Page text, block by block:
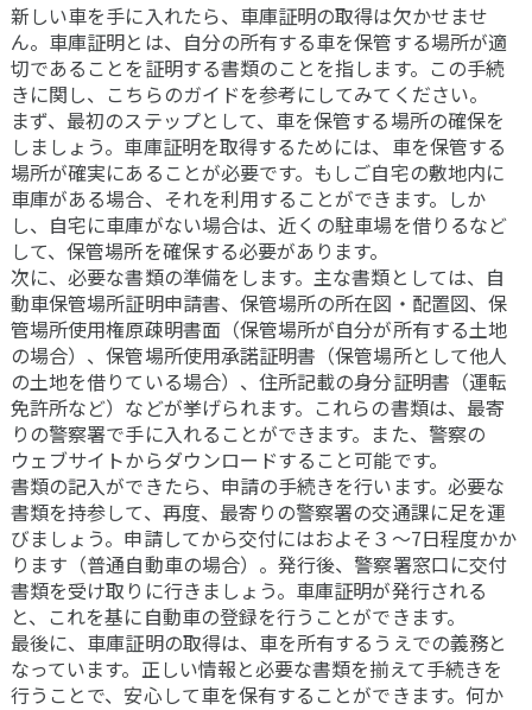
新しい車を手に入れたら、車庫証明の取得は欠かせませ
ん。車庫証明とは、自分の所有する車を保管する場所が適
切であることを証明する書類のことを指します。この手続
きに関し、こちらのガイドを参考にしてみてください。
まず、最初のステップとして、車を保管する場所の確保を
しましょう。車庫証明を取得するためには、車を保管する
場所が確実にあることが必要です。もしご自宅の敷地内に
車庫がある場合、それを利用することができます。しか
し、自宅に車庫がない場合は、近くの駐車場を借りるなど
して、保管場所を確保する必要があります。
次に、必要な書類の準備をします。主な書類としては、自
動車保管場所証明申請書、保管場所の所在図・配置図、保
管場所使用権原疎明書面（保管場所が自分が所有する土地
の場合）、保管場所使用承諾証明書（保管場所として他人
の土地を借りている場合）、住所記載の身分証明書（運転
免許所など）などが挙げられます。これらの書類は、最寄
りの警察署で手に入れることができます。また、警察の
ウェブサイトからダウンロードすること可能です。
書類の記入ができたら、申請の手続きを行います。必要な
書類を持参して、再度、最寄りの警察署の交通課に足を運
びましょう。申請してから交付にはおよそ３～7日程度かか
ります（普通自動車の場合）。発行後、警察署窓口に交付
書類を受け取りに行きましょう。車庫証明が発行される
と、これを基に自動車の登録を行うことができます。
最後に、車庫証明の取得は、車を所有するうえでの義務と
なっています。正しい情報と必要な書類を揃えて手続きを
行うことで、安心して車を保有することができます。何か